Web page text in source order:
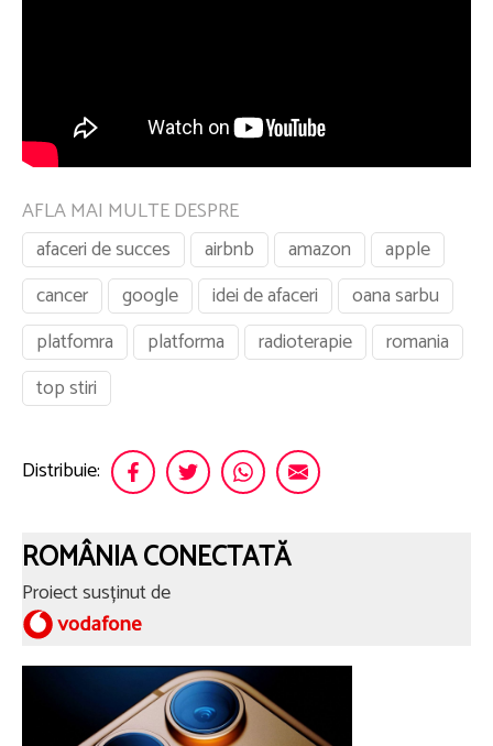
AFLA MAI MULTE DESPRE
afaceri de succes
airbnb amazon
apple
cancer
google idei de afaceri
oana sarbu
platfomra
platforma radioterapie
romania
top stiri
Distribuie:
ROMÂNIA CONECTATĂ
Proiect susținut de